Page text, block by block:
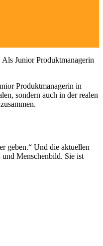
Junior Produktmanagerin
Produktmanagerin in
sondern auch in der realen
geben.“ Und die aktuellen
Menschenbild. Sie ist